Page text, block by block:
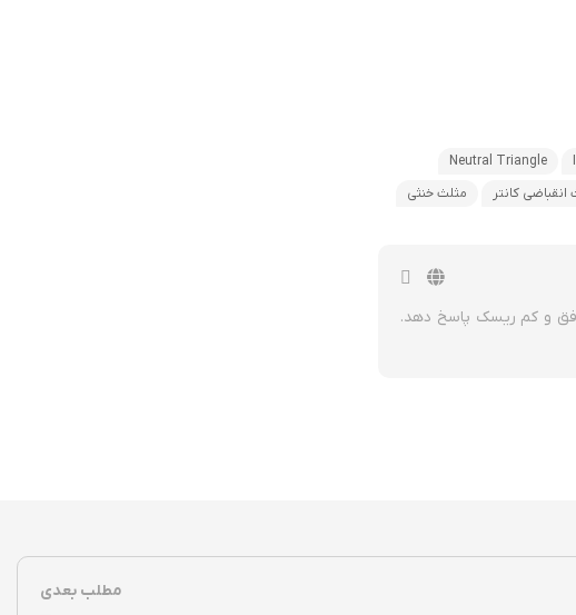
Neutral Triangle
انقباضی کانتر
مثلث خنثی
و کم ریسک پاسخ دهد.
مطلب بعدی